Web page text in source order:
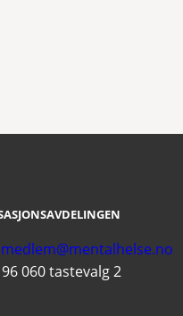
medlem@mentalhelse.no
060 tastevalg 2